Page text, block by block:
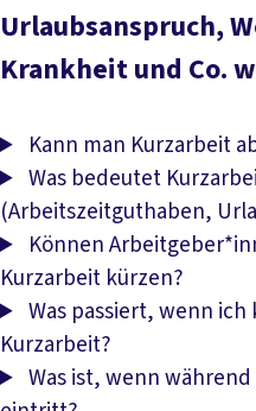
Urlaubsanspruch,
Krankheit und Co.
Kann man Kurzarbeit
Was bedeutet
(Arbeitszeitguthaben,
Können
Kurzarbeit kürzen?
Was passiert, wenn
Kurzarbeit?
Was ist, wenn